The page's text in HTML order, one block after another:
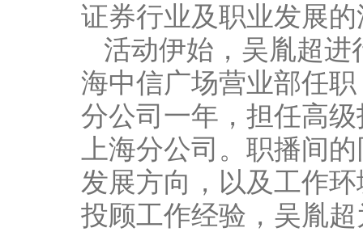
证券行业及职业发展
活动伊始，吴胤超
海中信广场营业部任
分公司一年，担任高
上海分公司。职播间
发展方向，以及工作
投顾工作经验，吴胤